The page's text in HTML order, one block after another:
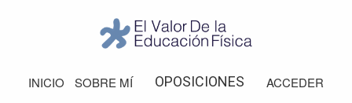
navegación
principal
barra
Valor
de
INICIO SOBRE MÍ OPOSICIONES ACCEDER